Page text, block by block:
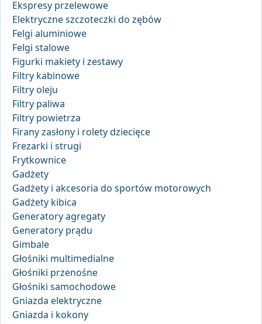
Ekspresy przelewowe
Elektryczne szczoteczki do zębów
Felgi aluminiowe
Felgi stalowe
Figurki makiety i zestawy
Filtry kabinowe
Filtry oleju
Filtry paliwa
Filtry powietrza
Firany zasłony i rolety dziecięce
Frezarki i strugi
Frytkownice
Gadżety
Gadżety i akcesoria do sportów motorowych
Gadżety kibica
Generatory agregaty
Generatory prądu
Gimbale
Głośniki multimedialne
Głośniki przenośne
Głośniki samochodowe
Gniazda elektryczne
Gniazda i kokony